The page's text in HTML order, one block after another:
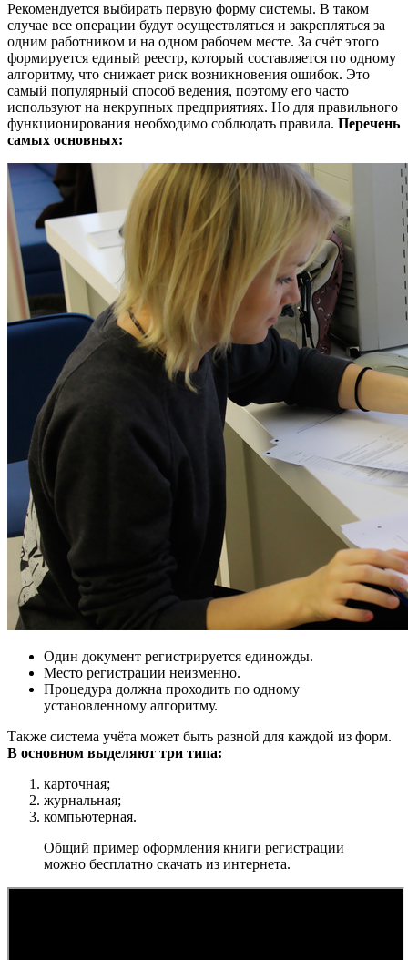
Рекомендуется выбирать первую форму системы. В таком
случае все операции будут осуществляться и закрепляться за
одним работником и на одном рабочем месте. За счёт этого
формируется единый реестр, который составляется по одному
алгоритму, что снижает риск возникновения ошибок. Это
самый популярный способ ведения, поэтому его часто
используют на некрупных предприятиях. Но для правильного
функционирования необходимо соблюдать правила. Перечень
самых основных:
Один документ регистрируется единожды.
Место регистрации неизменно.
Процедура должна проходить по одному
установленному алгоритму.
Также система учёта может быть разной для каждой из форм.
В основном выделяют три типа:
карточная;
журнальная;
компьютерная.
Общий пример оформления книги регистрации
можно бесплатно скачать из интернета.